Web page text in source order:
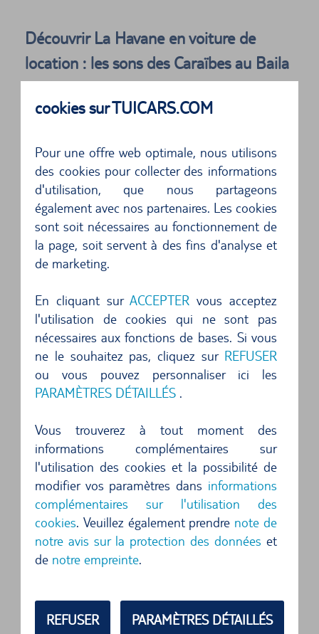
cookies sur TUICARS.COM
Pour une offre web optimale, nous utilisons
des cookies pour collecter des informations
d'utilisation, que nous partageons
également avec nos partenaires. Les cookies
sont soit nécessaires au fonctionnement de
la page, soit servent à des fins d'analyse et
de marketing.
En cliquant surACCEPTER vous acceptez
l'utilisation de cookies qui ne sont pas
nécessaires aux fonctions de bases. Si vous
ne le souhaitez pas, cliquez sur REFUSER
ou vous pouvez personnaliser ici les
PARAMÈTRES DÉTAILLÉS.
Vous trouverez à tout moment des
informations complémentaires sur
l'utilisation des cookies et la possibilité de
modifier vos paramètres dans informations
complémentaires sur l'utilisation des
cookies. Veuillez également prendre note de
notre avis sur la protection des données et
de notre empreinte.
REFUSER PARAMÈTRES DÉTAILLÉS
Découvrir La Havane en voiture de
location : les sons des Caraïbes au Baila
Chaque année en novembre a lieu à La Havane
mambo, rumba et merengue, ceux qui aiment
danser ou qui veulent simplement profiter des
rythmes chauds de la musique live y trouveront
leur compte. Le festival est accompagné d’un
programme de spectacles haut en couleur et de
Découvrez le côté coloré de la région en louant
une voiture à La Havane, participez aux ateliers
et apprenez à danser avec des professeurs de
danse cubains professionnels.
retrouvent dans différents lieux en plein air pour
l’After Show Party, afin de faire la fête et de
danser sous le ciel étoilé de Cuba.
Vivre La Havane en voiture de location :
la plongée dans le récif corallien
en pleine mer et est uniquement accessible en
bateau depuis Varadero. En voiture de location